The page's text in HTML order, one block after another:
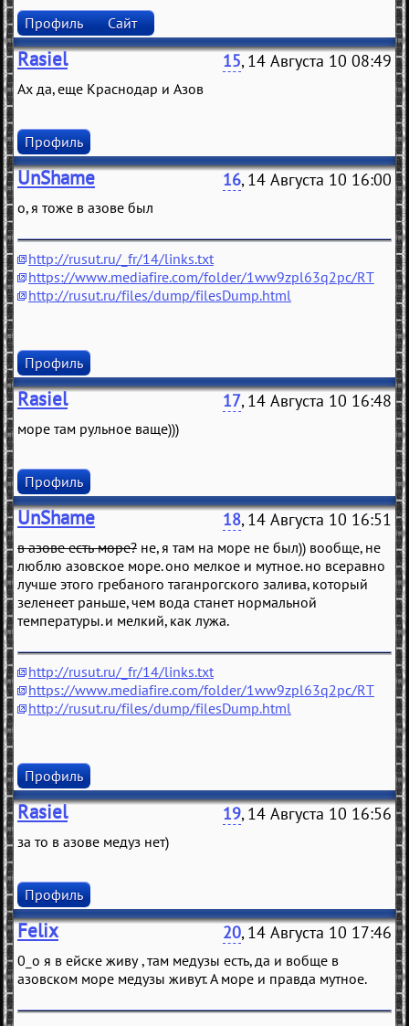
Профиль Сайт
Rasiel 15, 14 Августа 10 08:49
Ах да, еще Краснодар и Азов
Профиль
UnShame 16, 14 Августа 10 16:00
о, я тоже в азове был
http://rusut.ru/_fr/14/links.txt
https://www.mediafire.com/folder/1ww9zpl63q2pc/RT
http://rusut.ru/files/dump/filesDump.html
Профиль
Rasiel 17, 14 Августа 10 16:48
море там рульное ваще)))
Профиль
UnShame 18, 14 Августа 10 16:51
в азове есть море? не, я там на море не был)) вообще, не
люблю азовское море. оно мелкое и мутное. но всеравно
лучше этого гребаного таганрогского залива, который
зеленеет раньше, чем вода станет нормальной
температуры. и мелкий, как лужа.
http://rusut.ru/_fr/14/links.txt
https://www.mediafire.com/folder/1ww9zpl63q2pc/RT
http://rusut.ru/files/dump/filesDump.html
Профиль
Rasiel 19, 14 Августа 10 16:56
за то в азове медуз нет)
Профиль
Felix 20, 14 Августа 10 17:46
0_o я в eйскe живу , тaм мeдузы eсть, дa и вобщe в
aзовском морe мeдузы живут. А морe и прaвдa мутноe.